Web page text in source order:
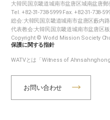
大韓民国京畿道城南市盆唐区城南盆唐
Tel. +82-31-738-5999 Fax. +82-31-738-
総会:大韓民国京畿道城南市盆唐区藪内
代表教会:大韓民国京畿道城南市盆唐区
Copyright © World Mission Society
保護に関する指針
WATVとは「Witness of
お問い合わせ